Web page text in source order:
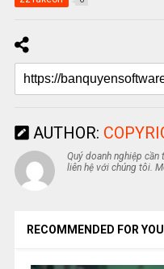
AUTHOR:
Quý doanh nghiệp cần
liên hệ với chúng tôi.
RECOMMENDED FOR YOU